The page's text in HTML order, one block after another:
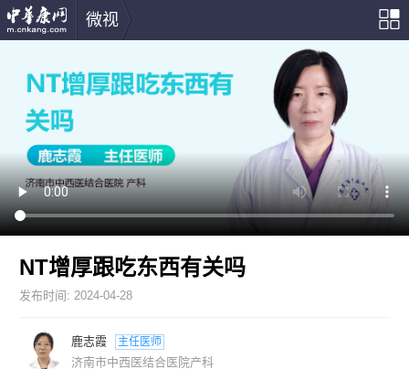
微视
NT增厚跟吃东西有关吗
发布时间: 2024-04-28
鹿志霞 主任医师
济南市中西医结合医院产科